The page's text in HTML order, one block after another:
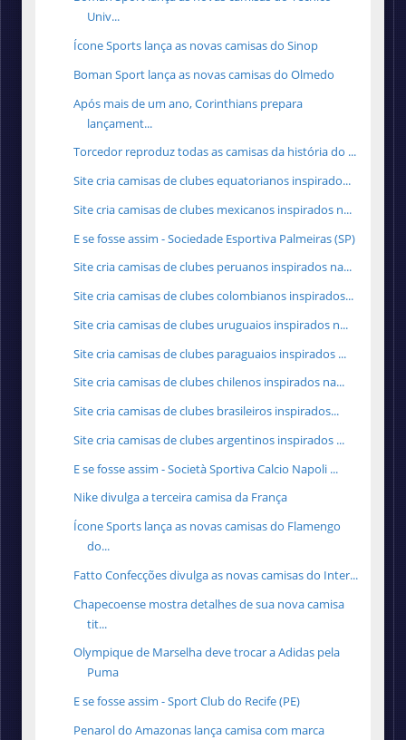
Univ...
Ícone Sports lança as novas camisas do Sinop
Boman Sport lança as novas camisas do Olmedo
Após mais de um ano, Corinthians prepara
lançament...
Torcedor reproduz todas as camisas da história do ...
Site cria camisas de clubes equatorianos inspirado...
Site cria camisas de clubes mexicanos inspirados n...
E se fosse assim - Sociedade Esportiva Palmeiras (SP)
Site cria camisas de clubes peruanos inspirados na...
Site cria camisas de clubes colombianos inspirados...
Site cria camisas de clubes uruguaios inspirados n...
Site cria camisas de clubes paraguaios inspirados ...
Site cria camisas de clubes chilenos inspirados na...
Site cria camisas de clubes brasileiros inspirados...
Site cria camisas de clubes argentinos inspirados ...
E se fosse assim - Società Sportiva Calcio Napoli ...
Nike divulga a terceira camisa da França
Ícone Sports lança as novas camisas do Flamengo
do...
Fatto Confecções divulga as novas camisas do Inter...
Chapecoense mostra detalhes de sua nova camisa
tit...
Olympique de Marselha deve trocar a Adidas pela
Puma
E se fosse assim - Sport Club do Recife (PE)
Penarol do Amazonas lança camisa com marca